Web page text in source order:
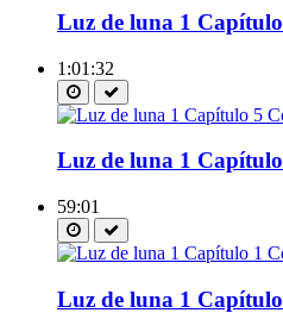
Luz de luna 1
1:01:32
Luz de luna 1
59:01
Luz de luna 1